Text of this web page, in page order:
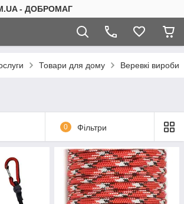
- ДОБРОМАГ
Товари для дому Веревкі вироби
0 Фільтри